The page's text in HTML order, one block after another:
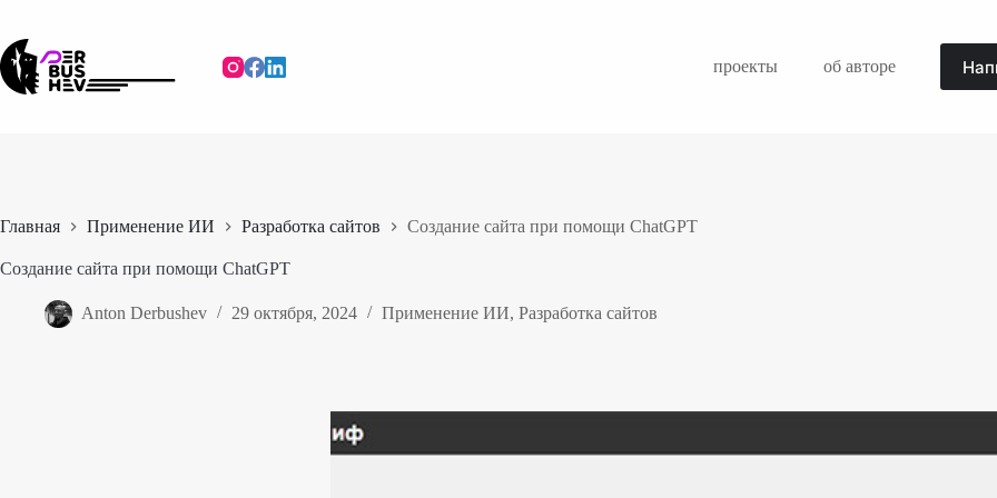
сути
проекты
об авторе
Главная Применение ИИ Разработка сайтов Создание сайта при помощи ChatGPT
Создание сайта при помощи ChatGPT
Anton Derbushev 29 октября, 2024 Применение ИИ, Разработка сайтов